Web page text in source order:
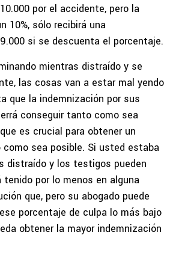
por el accidente, pero la
10%, sólo recibirá una
si se descuenta el porcentaje.
mientras distraído y se
las cosas van a estar mal yendo
que la indemnización por sus
conseguir tanto como sea
es crucial para obtener un
como sea posible. Si usted estaba
distraído y los testigos pueden
tenido por lo menos en alguna
que, pero su abogado puede
porcentaje de culpa lo más bajo
obtener la mayor indemnización